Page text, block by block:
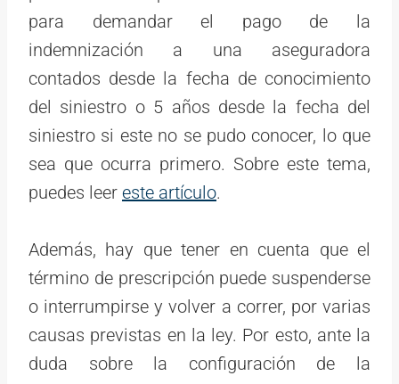
para demandar el pago de la
indemnización a una aseguradora
contados desde la fecha de conocimiento
del siniestro o 5 años desde la fecha del
siniestro si este no se pudo conocer, lo que
sea que ocurra primero. Sobre este tema,
puedes leer este artículo.
Además, hay que tener en cuenta que el
término de prescripción puede suspenderse
o interrumpirse y volver a correr, por varias
causas previstas en la ley. Por esto, ante la
duda sobre la configuración de la